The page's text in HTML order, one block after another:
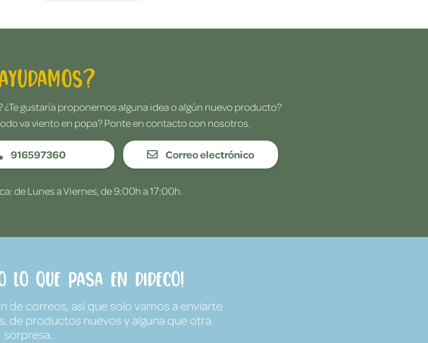
gustaría proponernos alguna idea o algún nuevo producto?
va viento en popa? Ponte en contacto con nosotros.
916597360 Correo electrónico
de Lunes a Viernes, de 9:00h a 17:00h.
lo que pasa en Dideco!
de correos, así que solo vamos a enviarte
de productos nuevos y alguna que otra
sorpresa.